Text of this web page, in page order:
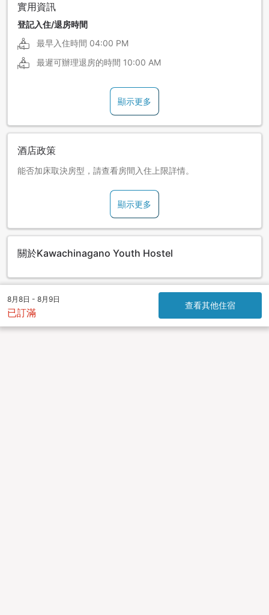
實用資訊
登記入住/退房時間
最早入住時間 04:00 PM
最遲可辦理退房的時間 10:00 AM
顯示更多
酒店政策
能否加床取決房型，請查看房間入住上限詳情。
顯示更多
關於Kawachinagano Youth Hostel
8月8日 - 8月9日
已訂滿
查看其他住宿